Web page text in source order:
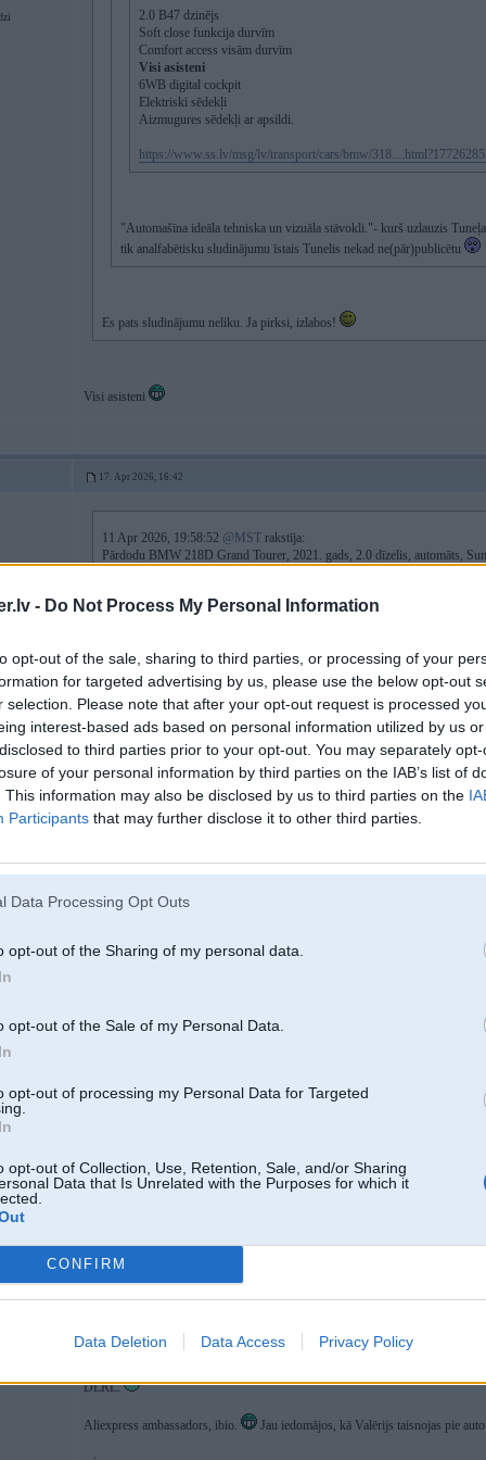
- Do Not Process My Personal Information
opt-out of the sale, sharing to third parties, or processing of your
for targeted advertising by us, please use the below opt-out
selection. Please note that after your opt-out request is processed
interest-based ads based on personal information utilized by us
to third parties prior to your opt-out. You may separately
of your personal information by third parties on the IAB’s list of
This information may also be disclosed by us to third parties on the
Participants that may further disclose it to other third parties.
Data Processing Opt Outs
opt-out of the Sharing of my personal data.
opt-out of the Sale of my Personal Data.
opt-out of processing my Personal Data for Targeted
opt-out of Collection, Use, Retention, Sale, and/or Sharing
Data that Is Unrelated with the Purposes for which it
CONFIRM
Data Deletion Data Access Privacy Policy
2.0 B47 dzinējs
Soft close funkcija durvīm
Comfort access visām durvīm
Visi asisteni
6WB digital cockpit
Elektriski sēdekļi
Aizmugures sēdekļi ar apsildi.
https://www.ss.lv/msg/lv/transport/cars/bmw/
"Automašīna ideāla tehniska un vizuāla stāvokli."- kurš uzlauzis
tik analfabētisku sludinājumu īstais Tunelis nekad ne(pār)publicētu
Es pats sludinājumu neliku. Ja pirksi, izlabos!
Visi asisteni
17. Apr 2026, 16:42
11 Apr 2026, 19:58:52 @MST rakstīja:
Pārdodu BMW 218D Grand Tourer, 2021. gads, 2.0 dīzelis, automāts,
ss.lv/msg/lv/transport/cars/bmw/218/cgkenx.html
15.5k EUR
Auto atrodas Tukumā. Nopietnas intereses gadījumā ir iespēja apskatīt Rīgā.
18. Apr 2026, 16:55
BMW 225E hybrid 2023g. X drive, M paket, pilns, 13K eur ar pvn pec avarijas
Mercedes C300E hybrij 2023g AMG paka, pilns, 18K eur ar pvn.pec avarijas
20. Apr 2026, 11:57
17 Apr 2026, 12:52:29 @Tune
-L rakstīja:
Kopts auto perfektā stāvoklī.
Soft close funkcija durvīm
Comfort access visām durvīm
Elektriski sēdekļi
Aizmugures sēdekļi ar apsildi.
https://www.ss.lv/msg/lv/transport/cars/bmw/318....html?1772628536
Šo var uz "joku" sadaļu pārvietot.
Mazjaudīgākais motors, M pakas nav, baltie griesti, neglītākā stūre, utt.,
DLRL.
Aliexpress ambassadors, ibio. Jau iedomājos, kā Valērijs taisnojas pie